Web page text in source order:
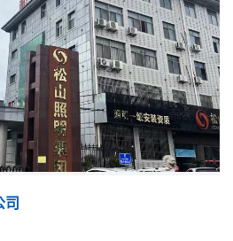
司